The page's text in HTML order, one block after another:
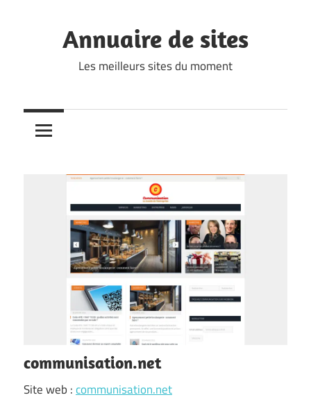
Annuaire de sites
Les meilleurs sites du moment
communisation.net
Site web :communisation.net